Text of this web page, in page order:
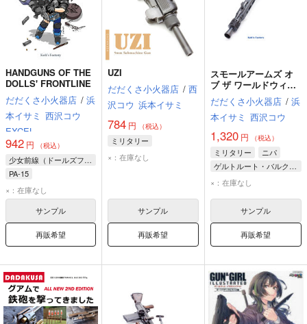
HANDGUNS OF THE
DOLLS' FRONTLINE
だだくさ小火器店 / 浜
本イサミ 西沢コウ
EXCEL
942 円 （税込）
少女前線（ドールズフロントライン）
PA-15
デザートイーグル
ウェルロッドMkII
×：在庫なし
サンプル
再販希望
UZI
だだくさ小火器店 / 西
沢コウ 浜本イサミ
784 円 （税込）
ミリタリー
×：在庫なし
サンプル
再販希望
スモールアームズ オ
ブ ザ ワールドウィッ
チーズ
だだくさ小火器店 / 浜
本イサミ 西沢コウ
1,320円 （税込）
ミリタリー
ニパ
ゲルトルート・バルクホルン
エーリカ・ハルトマン
×：在庫なし
サンプル
再販希望